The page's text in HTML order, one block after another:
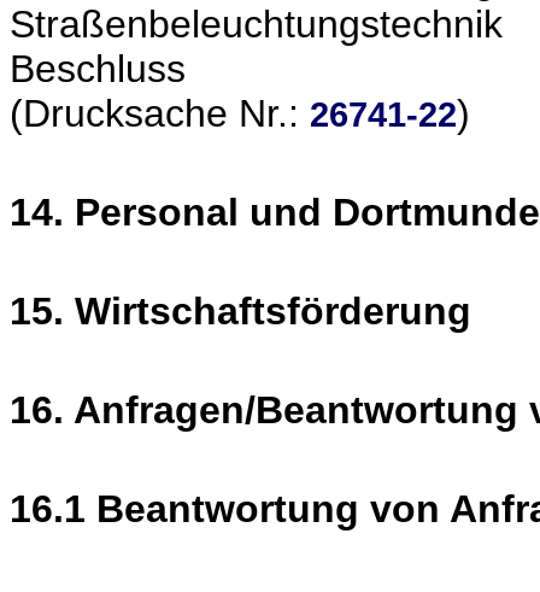
Straßenbeleuchtungstechnik
Beschluss
(Drucksache Nr.: 26741-22)
14. Personal und
15. Wirtschaftsförderung
16. Anfragen/Beantwortung
16.1 Beantwortung von